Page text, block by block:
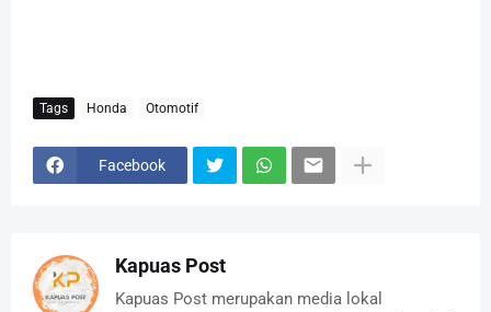
Tags Honda Otomotif
Facebook
Kapuas Post
Kapuas Post merupakan media lokal